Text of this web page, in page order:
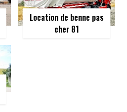
Location de benne pas
cher 81